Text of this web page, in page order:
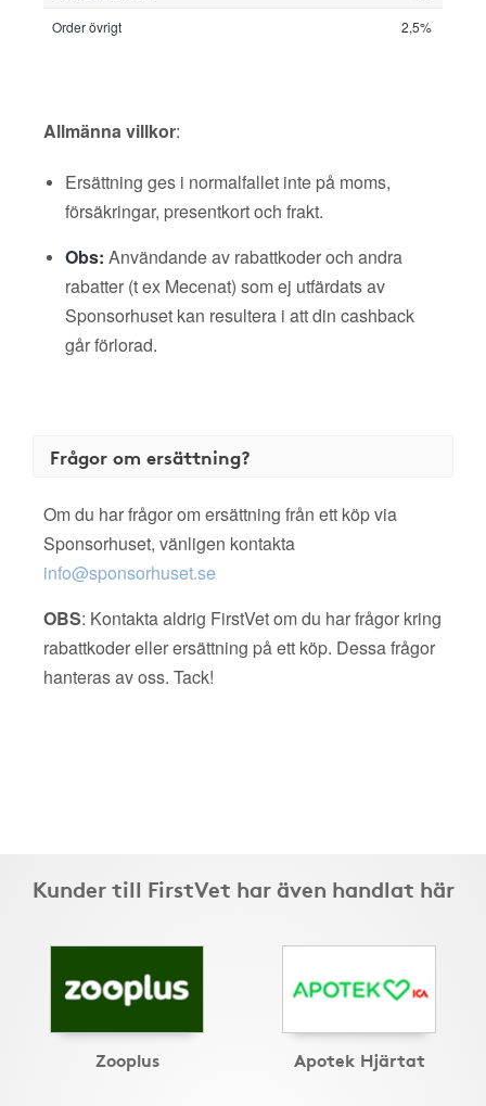
Order övrigt
2,5%
Allmänna villkor:
Ersättning ges i normalfallet inte på moms,
försäkringar, presentkort och frakt.
Obs: Användande av rabattkoder och andra
rabatter (t ex Mecenat) som ej utfärdats av
Sponsorhuset kan resultera i att din cashback
går förlorad.
Frågor om ersättning?
Om du har frågor om ersättning från ett köp via
Sponsorhuset, vänligen kontakta
info@sponsorhuset.se
OBS: Kontakta aldrig FirstVet om du har frågor kring
rabattkoder eller ersättning på ett köp. Dessa frågor
hanteras av oss. Tack!
Kunder till FirstVet har även handlat här
Zooplus Apotek Hjärtat